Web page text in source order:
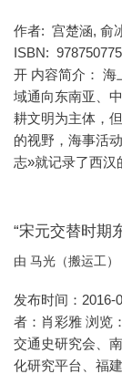
作者: 宫楚涵, 俞
ISBN:
开 内容简介： 海
域通向东南亚、
耕文明为主体，
的视野，海事活
志»就记录了西
“宋元交替时期
由 马光（搬运工）
发布时间：2016-
者：肖彩雅 浏览
交通史研究会、
化研究平台、福